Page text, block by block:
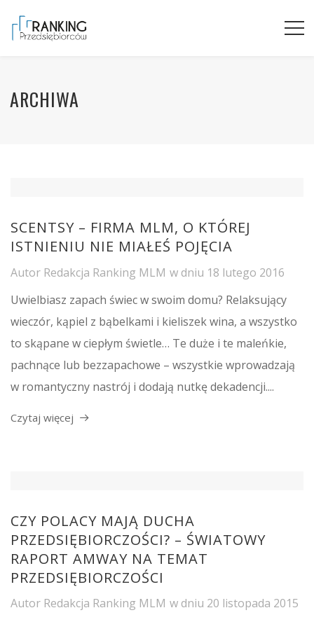
ARCHIWA
SCENTSY – FIRMA MLM, O KTÓREJ
ISTNIENIU NIE MIAŁEŚ POJĘCIA
Autor Redakcja Ranking MLM w dniu 18 lutego 2016
Uwielbiasz zapach świec w swoim domu? Relaksujący
wieczór, kąpiel z bąbelkami i kieliszek wina, a wszystko
to skąpane w ciepłym świetle… Te duże i te maleńkie,
pachnące lub bezzapachowe – wszystkie wprowadzają
w romantyczny nastrój i dodają nutkę dekadencji....
Czytaj więcej
CZY POLACY MAJĄ DUCHA
PRZEDSIĘBIORCZOŚCI? – ŚWIATOWY
RAPORT AMWAY NA TEMAT
PRZEDSIĘBIORCZOŚCI
Autor Redakcja Ranking MLM w dniu 20 listopada 2015